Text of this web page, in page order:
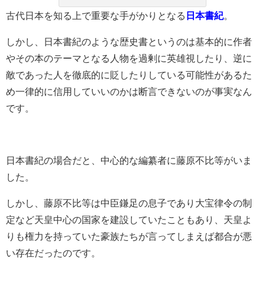
古代日本を知る上で重要な手がかりとなる 日本書紀。
しかし、日本書紀のような歴史書というのは基本的に作者
やその本のテーマとなる人物を過剰に英雄視したり、逆に
敵であった人を徹底的に貶したりしている可能性があるた
め一律的に信用していいのかは断言できないのが事実なん
です。
日本書紀の場合だと、中心的な編纂者に藤原不比等がいま
した。
しかし、藤原不比等は中臣鎌足の息子であり大宝律令の制
定など天皇中心の国家を建設していたこともあり、天皇よ
りも権力を持っていた豪族たちが言ってしまえば都合が悪
い存在だったのです。